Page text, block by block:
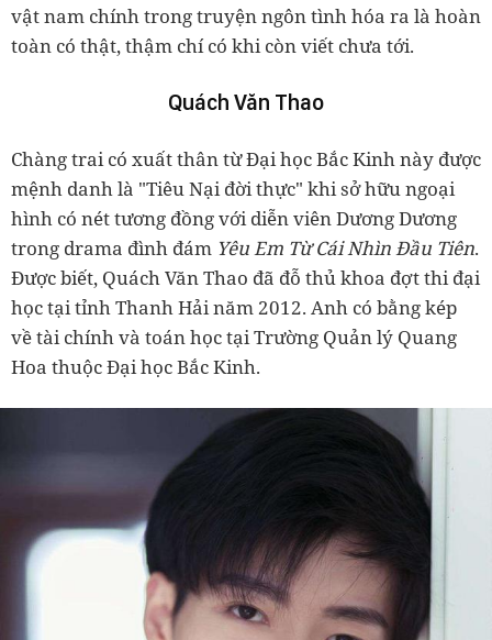
vật nam chính trong truyện ngôn tình hóa ra là hoàn
toàn có thật, thậm chí có khi còn viết chưa tới.
Quách Văn Thao
Chàng trai có xuất thân từ Đại học Bắc Kinh này được
mệnh danh là "Tiêu Nại đời thực" khi sở hữu ngoại
hình có nét tương đồng với diễn viên Dương Dương
trong drama đình đám Yêu Em Từ Cái Nhìn Đầu Tiên.
Được biết, Quách Văn Thao đã đỗ thủ khoa đợt thi đại
học tại tỉnh Thanh Hải năm 2012. Anh có bằng kép
về tài chính và toán học tại Trường Quản lý Quang
Hoa thuộc Đại học Bắc Kinh.